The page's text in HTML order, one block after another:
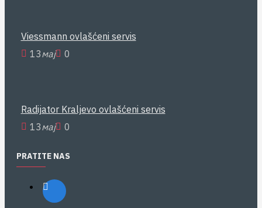
Viessmann ovlašćeni servis
13мај 0
Radijator Kraljevo ovlašćeni servis
13мај 0
PRATITE NAS